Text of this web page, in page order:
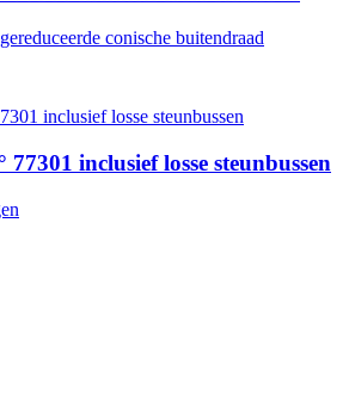
conische buitendraad
inclusief losse steunbussen